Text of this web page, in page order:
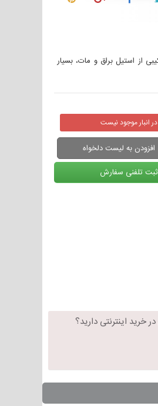
ترکیبی از استیل براق و مات، بسیار
در انبار موجود نیست
افزودن به لیست دلخواه
ثبت تلفنی سفارش
خرید اینترنتی دارید؟